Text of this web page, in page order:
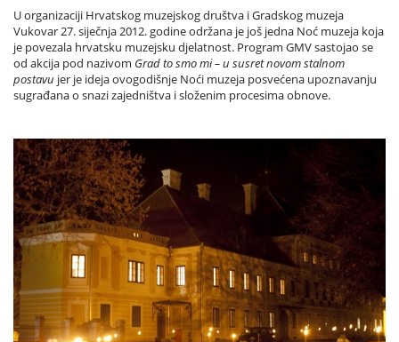
U organizaciji Hrvatskog muzejskog društva i Gradskog muzeja
Vukovar 27. siječnja 2012. godine održana je još jedna Noć muzeja koja
je povezala hrvatsku muzejsku djelatnost. Program GMV sastojao se
od akcija pod nazivom Grad to smo mi – u susret novom stalnom
postavu jer je ideja ovogodišnje Noći muzeja posvećena upoznavanju
sugrađana o snazi zajedništva i složenim procesima obnove.